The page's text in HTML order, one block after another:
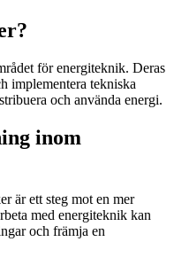
för energiteknik. Deras
implementera tekniska
och använda energi.
inom
är ett steg mot en mer
med energiteknik kan
och främja en